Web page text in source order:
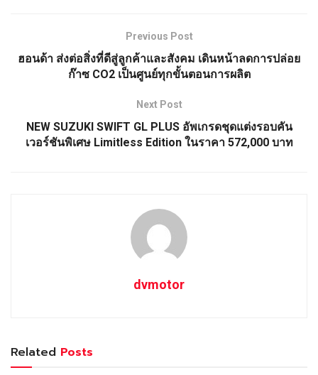
Previous Post
ฮอนด้า ส่งต่อสิ่งที่ดีสู่ลูกค้าและสังคม เดินหน้าลดการปล่อย
ก๊าซ CO2 เป็นศูนย์ทุกขั้นตอนการผลิต
Next Post
NEW SUZUKI SWIFT GL PLUS อัพเกรดชุดแต่งรอบคัน
เวอร์ชันพิเศษ Limitless Edition ในราคา 572,000 บาท
dvmotor
Related Posts